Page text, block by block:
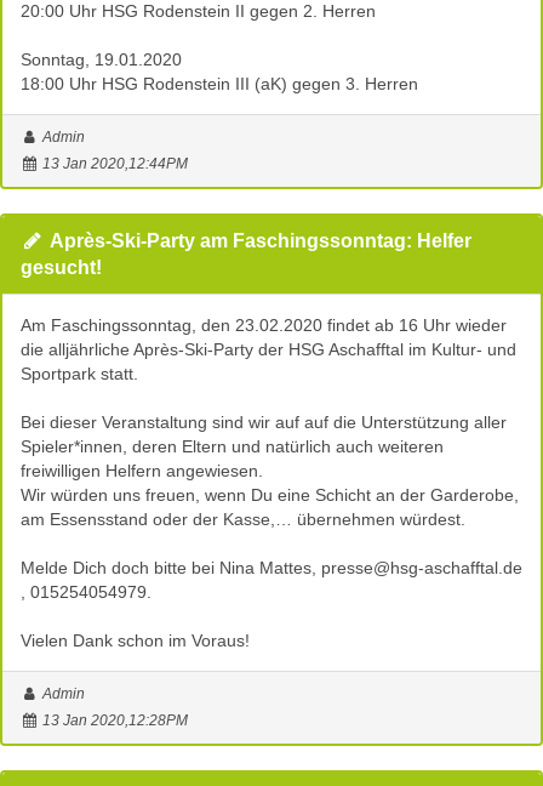
20:00 Uhr HSG Rodenstein II gegen 2. Herren
Sonntag, 19.01.2020
18:00 Uhr HSG Rodenstein III (aK) gegen 3. Herren
Admin
13 Jan 2020,12:44PM
Après-Ski-Party am Faschingssonntag: Helfer
gesucht!
Am Faschingssonntag, den 23.02.2020 findet ab 16 Uhr wieder
die alljährliche Après-Ski-Party der HSG Aschafftal im Kultur- und
Sportpark statt.
Bei dieser Veranstaltung sind wir auf auf die Unterstützung aller
Spieler*innen, deren Eltern und natürlich auch weiteren
freiwilligen Helfern angewiesen.
Wir würden uns freuen, wenn Du eine Schicht an der Garderobe,
am Essensstand oder der Kasse,… übernehmen würdest.
Melde Dich doch bitte bei Nina Mattes, presse@hsg-aschafftal.de
, 015254054979.
Vielen Dank schon im Voraus!
Admin
13 Jan 2020,12:28PM